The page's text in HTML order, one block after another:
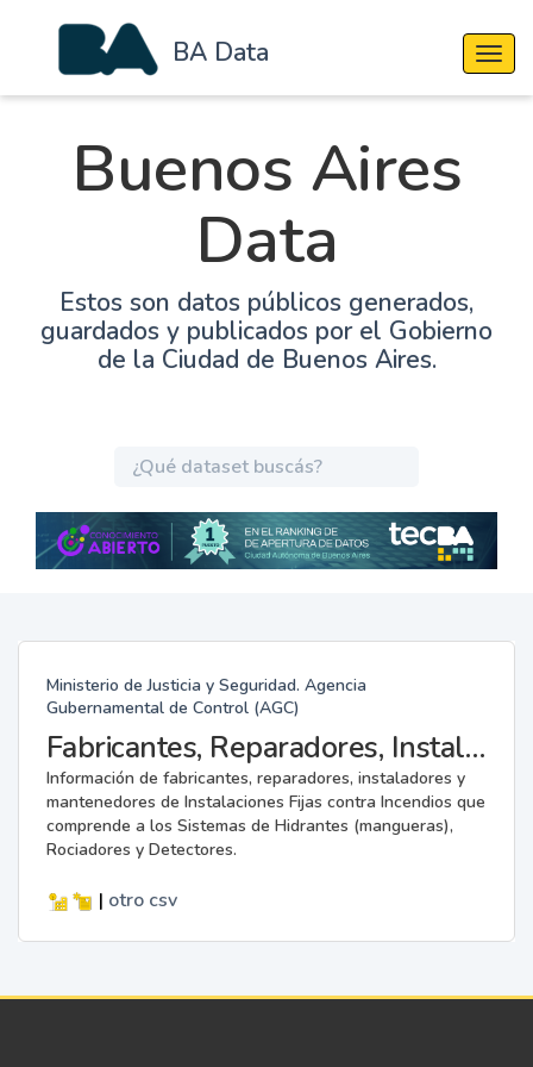
BA Data
Buenos Aires
Data
Estos son datos públicos generados,
guardados y publicados por el Gobierno
de la Ciudad de Buenos Aires.
Ministerio de Justicia y Seguridad. Agencia
Gubernamental de Control (AGC)
Fabricantes, Reparadores, Instaladores y Mantenedores de Instalaciones Fijas contra Incendios.
Información de fabricantes, reparadores, instaladores y
mantenedores de Instalaciones Fijas contra Incendios que
comprende a los Sistemas de Hidrantes (mangueras),
Rociadores y Detectores.
| otro csv